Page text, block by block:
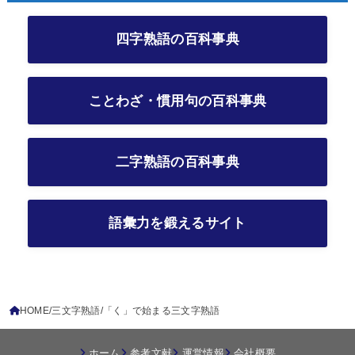
四字熟語の百科事典
ことわざ・慣用句の百科事典
二字熟語の百科事典
語彙力を鍛えるサイト
HOME 三文字熟語 「く」で始まる三文字熟語